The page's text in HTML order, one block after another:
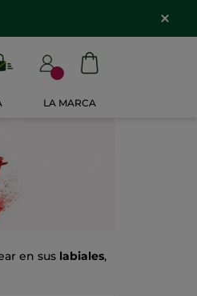
LA MARCA
en sus labiales,